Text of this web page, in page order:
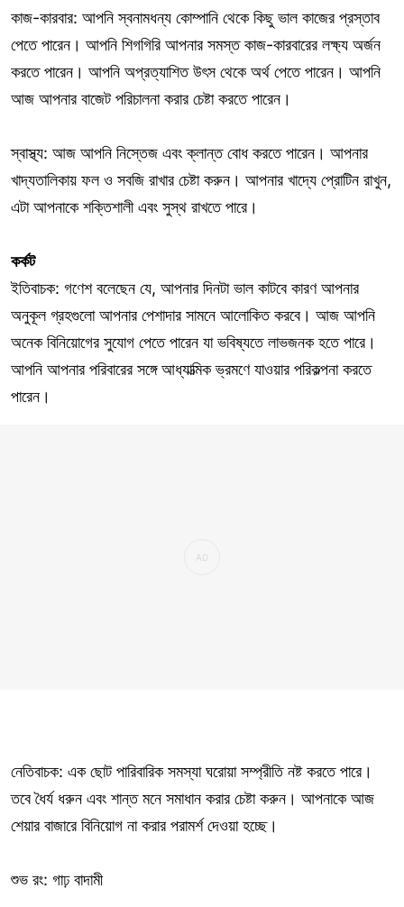
কাজ-কারবার: আপনি স্বনামধন্য কোম্পানি থেকে কিছু ভাল কাজের প্রস্তাব
পেতে পারেন। আপনি শিগগিরি আপনার সমস্ত কাজ-কারবারের লক্ষ্য অর্জন
করতে পারেন। আপনি অপ্রত্যাশিত উৎস থেকে অর্থ পেতে পারেন। আপনি
আজ আপনার বাজেট পরিচালনা করার চেষ্টা করতে পারেন।
স্বাস্থ্য: আজ আপনি নিস্তেজ এবং ক্লান্ত বোধ করতে পারেন। আপনার
খাদ্যতালিকায় ফল ও সবজি রাখার চেষ্টা করুন। আপনার খাদ্যে প্রোটিন রাখুন,
এটা আপনাকে শক্তিশালী এবং সুস্থ রাখতে পারে।
কর্কট
ইতিবাচক: গণেশ বলেছেন যে, আপনার দিনটা ভাল কাটবে কারণ আপনার
অনুকূল গ্রহগুলো আপনার পেশাদার সামনে আলোকিত করবে। আজ আপনি
অনেক বিনিয়োগের সুযোগ পেতে পারেন যা ভবিষ্যতে লাভজনক হতে পারে।
আপনি আপনার পরিবারের সঙ্গে আধ্যাত্মিক ভ্রমণে যাওয়ার পরিকল্পনা করতে
পারেন।
নেতিবাচক: এক ছোট পারিবারিক সমস্যা ঘরোয়া সম্প্রীতি নষ্ট করতে পারে।
তবে ধৈর্য ধরুন এবং শান্ত মনে সমাধান করার চেষ্টা করুন। আপনাকে আজ
শেয়ার বাজারে বিনিয়োগ না করার পরামর্শ দেওয়া হচ্ছে।
শুভ রং: গাঢ় বাদামী